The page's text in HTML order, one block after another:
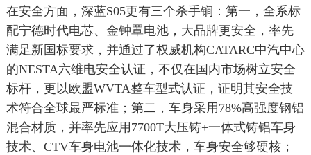
在安全方面，深蓝S05更有三个杀手锏：第一，全系标
配宁德时代电芯、金钟罩电池，大品牌更安全，率先
满足新国标要求，并通过了权威机构CATARC中汽中心
的NESTA六维电安全认证，不仅在国内市场树立安全
标杆，更以欧盟WVTA整车型式认证，证明其安全技
术符合全球最严标准；第二，车身采用78%高强度钢铝
混合材质，并率先应用7700T大压铸+一体式铸铝车身
技术、CTV车身电池一体化技术，车身安全够硬核；